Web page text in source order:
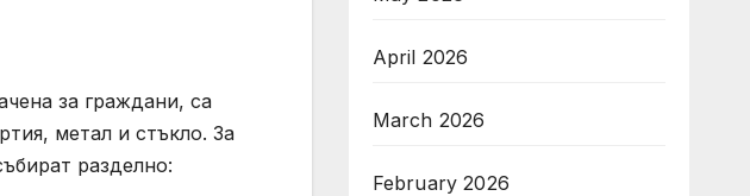
за граждани, са
метал и стъкло. За
разделно:
April 2026
March 2026
February 2026